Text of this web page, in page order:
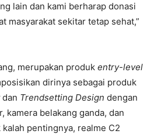
lain dan kami berharap donasi
masyarakat sekitar tetap sehat,”
merupakan produk entry-level
dirinya sebagai produk
dan Trendsetting Design dengan
kamera belakang ganda, dan
pentingnya, realme C2